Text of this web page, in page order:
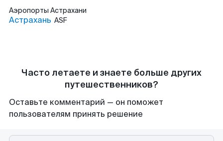
Аэропорты Астрахани
Астрахань ASF
Часто летаете и знаете больше других
путешественников?
Оставьте комментарий — он поможет
пользователям принять решение